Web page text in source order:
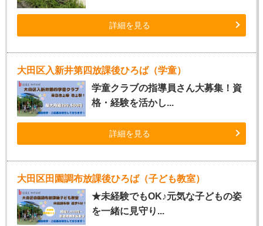
詳細を見る
大田区入新井第四放課後ひろば（学童）
学童クラブの指導員さん大募集！資
格・経験を活かし...
詳細を見る
大田区田園調布放課後ひろば（子ども教室）
★未経験でもOK♪元気な子どもの姿
を一緒に見守り...